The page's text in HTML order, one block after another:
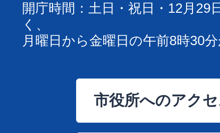
開庁時間：土日・祝日・12月29
く、
月曜日から金曜日の午前8時30
市役所へのアク